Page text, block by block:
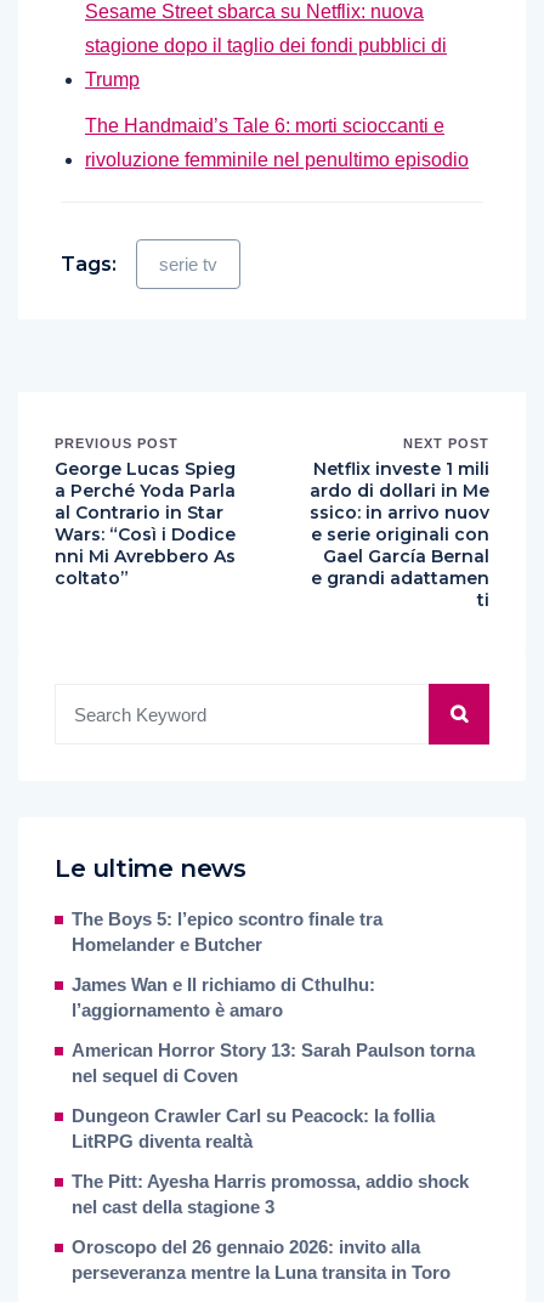
Sesame Street sbarca su Netflix: nuova
stagione dopo il taglio dei fondi pubblici di
Trump
The Handmaid’s Tale 6: morti scioccanti e
rivoluzione femminile nel penultimo episodio
Tags: serie tv
PREVIOUS POST
George Lucas Spieg
a Perché Yoda Parla
al Contrario in Star
Wars: “Così i Dodice
nni Mi Avrebbero As
coltato”
NEXT POST
Netflix investe 1 mili
ardo di dollari in Me
ssico: in arrivo nuov
e serie originali con
Gael García Bernal
e grandi adattamen
ti
Le ultime news
The Boys 5: l’epico scontro finale tra
Homelander e Butcher
James Wan e Il richiamo di Cthulhu:
l’aggiornamento è amaro
American Horror Story 13: Sarah Paulson torna
nel sequel di Coven
Dungeon Crawler Carl su Peacock: la follia
LitRPG diventa realtà
The Pitt: Ayesha Harris promossa, addio shock
nel cast della stagione 3
Oroscopo del 26 gennaio 2026: invito alla
perseveranza mentre la Luna transita in Toro